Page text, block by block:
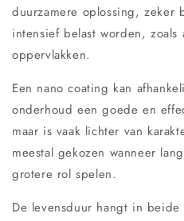
duurzamere oplossing, zeker
intensief belast worden,
oppervlakken.
Een nano coating kan
onderhoud een goede en
maar is vaak lichter van
meestal gekozen wanneer
grotere rol spelen.
De levensduur hangt in beide